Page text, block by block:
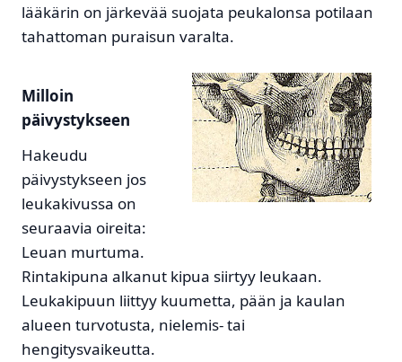
lääkärin on järkevää suojata peukalonsa potilaan
tahattoman puraisun varalta.
Milloin
päivystykseen
Hakeudu
päivystykseen jos
leukakivussa on
seuraavia oireita:
Leuan murtuma.
Rintakipuna alkanut kipua siirtyy leukaan.
Leukakipuun liittyy kuumetta, pään ja kaulan
alueen turvotusta, nielemis- tai
hengitysvaikeutta.